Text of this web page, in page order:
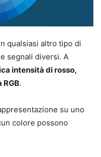
qualsiasi altro tipo di
segnali diversi. A
intensità di rosso,
RGB.
su uno
colore possono